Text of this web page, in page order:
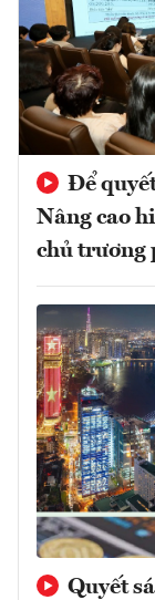
Để
Nâng cao
chủ trương
Quyết